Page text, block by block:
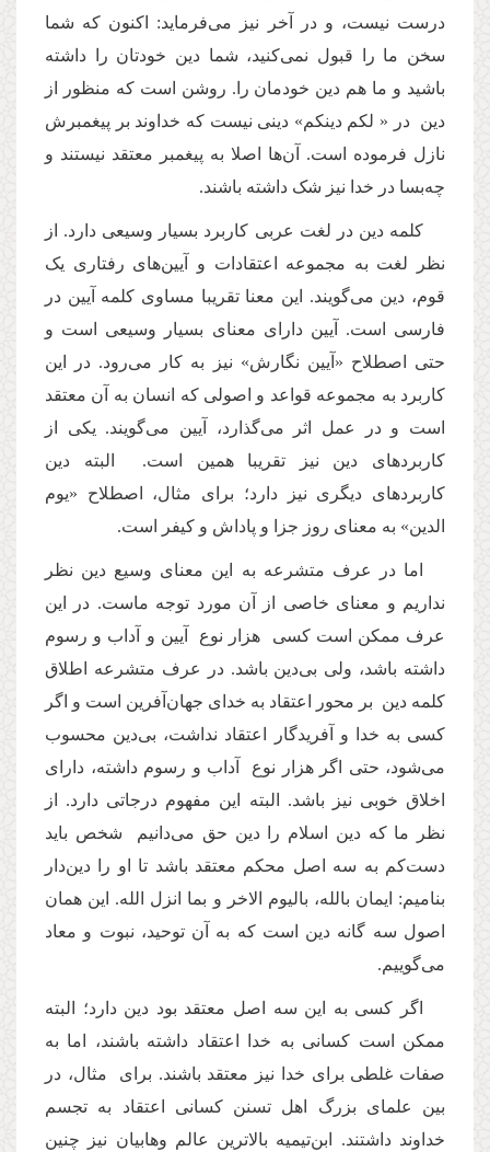
درست نیست، و در آخر نیز می‌فرماید: اکنون که شما
سخن ما را قبول نمی‌کنید، شما دین خودتان را داشته
باشید و ما هم دین خودمان را. روشن است که منظور از
دین در « لکم دینکم» دینی نیست که خداوند بر پیغمبرش
نازل فرموده است. آن‌ها اصلا به پیغمبر معتقد نیستند و
چه‌بسا در خدا نیز شک داشته باشند.
کلمه دین در لغت عربی کاربرد بسیار وسیعی دارد. از
نظر لغت به مجموعه اعتقادات و آیین‌های رفتاری یک
قوم، دین می‌گویند. این معنا تقریبا مساوی کلمه آیین در
فارسی است. آیین دارای معنای بسیار وسیعی است و
حتی اصطلاح «آیین نگارش» نیز به کار می‌رود. در این
کاربرد به مجموعه قواعد و اصولی که انسان به آن معتقد
است و در عمل اثر می‌گذارد، آیین می‌گویند. یکی از
کاربردهای دین نیز تقریبا همین است. البته دین
کاربردهای دیگری نیز دارد؛ برای مثال، اصطلاح «یوم
الدین» به معنای روز جزا و پاداش و کیفر است.
اما در عرف متشرعه به این معنای وسیع دین نظر
نداریم و معنای خاصی از آن مورد توجه ماست. در این
عرف ممکن است کسی هزار نوع آیین و آداب و رسوم
داشته باشد، ولی بی‌دین باشد. در عرف‌ متشرعه اطلاق
کلمه دین بر محور اعتقاد به خدای جهان‌آفرین است و اگر
کسی به خدا و آفریدگار اعتقاد نداشت، بی‌دین محسوب
می‌شود، حتی اگر هزار نوع آداب و رسوم داشته، دارای
اخلاق خوبی نیز باشد. البته این مفهوم درجاتی دارد. از
نظر ما که دین اسلام را دین حق می‌دانیم شخص باید
دست‌کم به سه اصل محکم معتقد باشد تا او را دین‌دار
بنامیم: ایمان بالله، بالیوم الاخر و بما انزل الله. این همان
اصول سه گانه دین است که به آن توحید، نبوت و معاد
می‌گوییم.
اگر کسی به این‌ سه اصل معتقد بود دین‌ دارد؛ البته
ممکن است کسانی به خدا اعتقاد داشته باشند، اما به
صفات غلطی برای خدا نیز معتقد باشند. برای مثال، در
بین علمای بزرگ اهل تسنن کسانی اعتقاد به تجسم
خداوند داشتند. ابن‌تیمیه بالاترین عالم وهابیان نیز چنین